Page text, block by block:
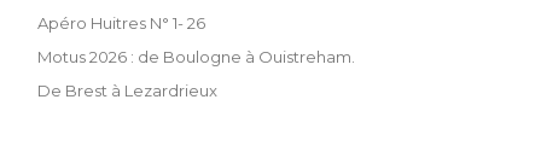
Apéro Huitres N° 1- 26
Motus 2026 : de Boulogne à Ouistreham.
De Brest à Lezardrieux